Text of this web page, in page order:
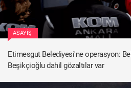
ASAYIŞ
Etimesgut Belediyesi'ne operasyon:
Beşikçioğlu dahil gözaltılar var